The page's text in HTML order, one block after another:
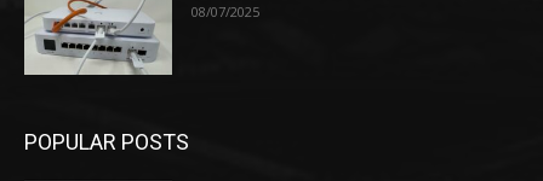
08/07/2025
POPULAR POSTS